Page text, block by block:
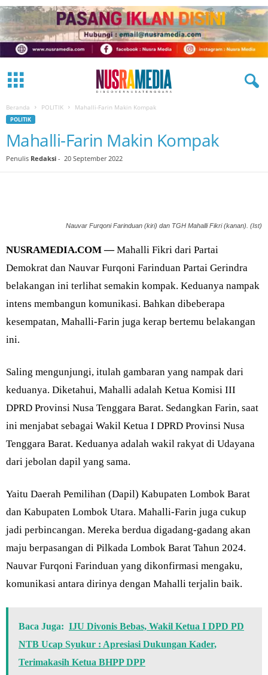
Beranda POLITIK Mahalli-Farin Makin Kompak
POLITIK
Mahalli-Farin Makin Kompak
Penulis Redaksi - 20 September 2022
Nauvar Furqoni Farinduan (kiri) dan TGH Mahalli Fikri (kanan). (Ist)
NUSRAMEDIA.COM —Mahalli Fikri dari Partai
Demokrat dan Nauvar Furqoni Farinduan Partai Gerindra
belakangan ini terlihat semakin kompak. Keduanya nampak
intens membangun komunikasi. Bahkan dibeberapa
kesempatan, Mahalli-Farin juga kerap bertemu belakangan
ini.
Saling mengunjungi, itulah gambaran yang nampak dari
keduanya. Diketahui, Mahalli adalah Ketua Komisi III
DPRD Provinsi Nusa Tenggara Barat. Sedangkan Farin, saat
ini menjabat sebagai Wakil Ketua I DPRD Provinsi Nusa
Tenggara Barat. Keduanya adalah wakil rakyat di Udayana
dari jebolan dapil yang sama.
Yaitu Daerah Pemilihan (Dapil) Kabupaten Lombok Barat
dan Kabupaten Lombok Utara. Mahalli-Farin juga cukup
jadi perbincangan. Mereka berdua digadang-gadang akan
maju berpasangan di Pilkada Lombok Barat Tahun 2024.
Nauvar Furqoni Farinduan yang dikonfirmasi mengaku,
komunikasi antara dirinya dengan Mahalli terjalin baik.
Baca Juga: IJU Divonis Bebas, Wakil Ketua I DPD PD
NTB Ucap Syukur : Apresiasi Dukungan Kader,
Terimakasih Ketua BHPP DPP